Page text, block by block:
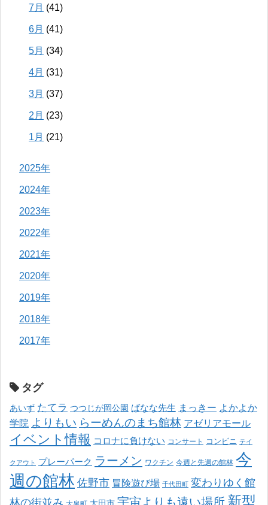
7月 (41)
6月 (41)
5月 (34)
4月 (31)
3月 (37)
2月 (23)
1月 (21)
2025年
2024年
2023年
2022年
2021年
2020年
2019年
2018年
2017年
タグ
あいず たてラ つつじが岡公園 ばなな先生 まっきー よかよか
学院 よりもい らーめんのまち館林 アゼリアモール
イベント情報 コロナに負けない コンサート コンビニ テイ
クアウト プレーパーク ラーメン ワクチン 今週と先週の館林 今
週の館林 佐野市 冒険遊び場 千代田町 変わりゆく館
林の街並み
太田市 宇宙よりも遠い場所 新型